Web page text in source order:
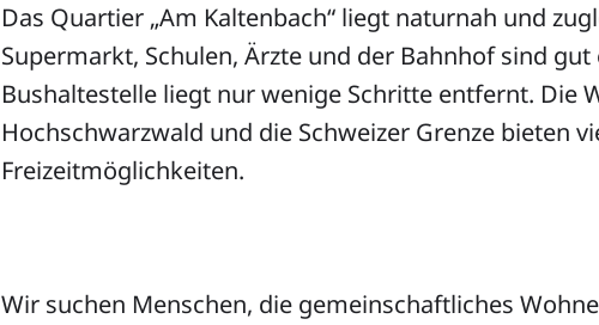
Das Quartier „Am Kaltenbach“ liegt naturnah und
Supermarkt, Schulen, Ärzte und der Bahnhof sind gut
Bushaltestelle liegt nur wenige Schritte entfernt. Die
Hochschwarzwald und die Schweizer Grenze bieten
Freizeitmöglichkeiten.
Wir suchen Menschen, die gemeinschaftliches